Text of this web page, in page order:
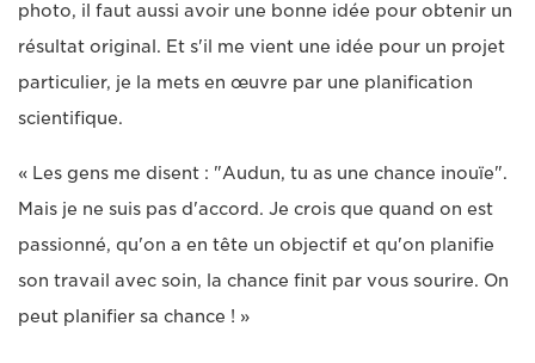
photo, il faut aussi avoir une bonne idée pour obtenir un
résultat original. Et s'il me vient une idée pour un projet
particulier, je la mets en œuvre par une planification
scientifique.
« Les gens me disent : "Audun, tu as une chance inouïe".
Mais je ne suis pas d'accord. Je crois que quand on est
passionné, qu'on a en tête un objectif et qu'on planifie
son travail avec soin, la chance finit par vous sourire. On
peut planifier sa chance ! »